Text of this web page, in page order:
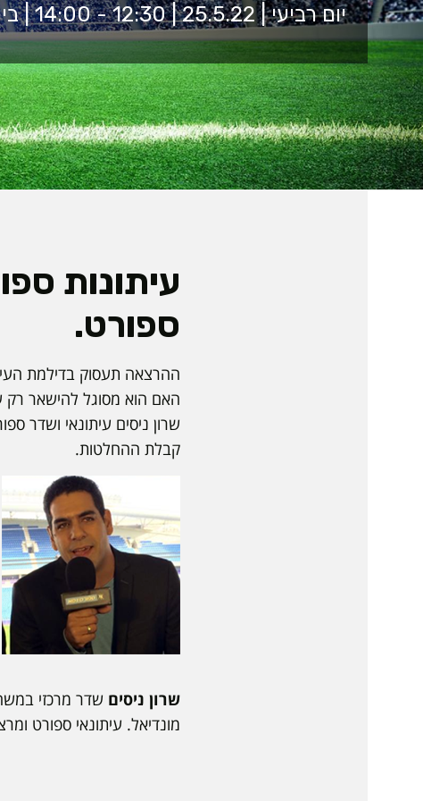
יום רביעי | 25.5.22 | 12:30 - 14:00 | בית האקדמיה, כיתה 9201
עיתונות
ספורט.
ההרצאה תעסוק בדילמת
האם הוא מסוגל להישאר רק
קבלת ההחלטות.
שרון ניסים שדר מרכזי
מונדיאל. עיתונאי ספורט